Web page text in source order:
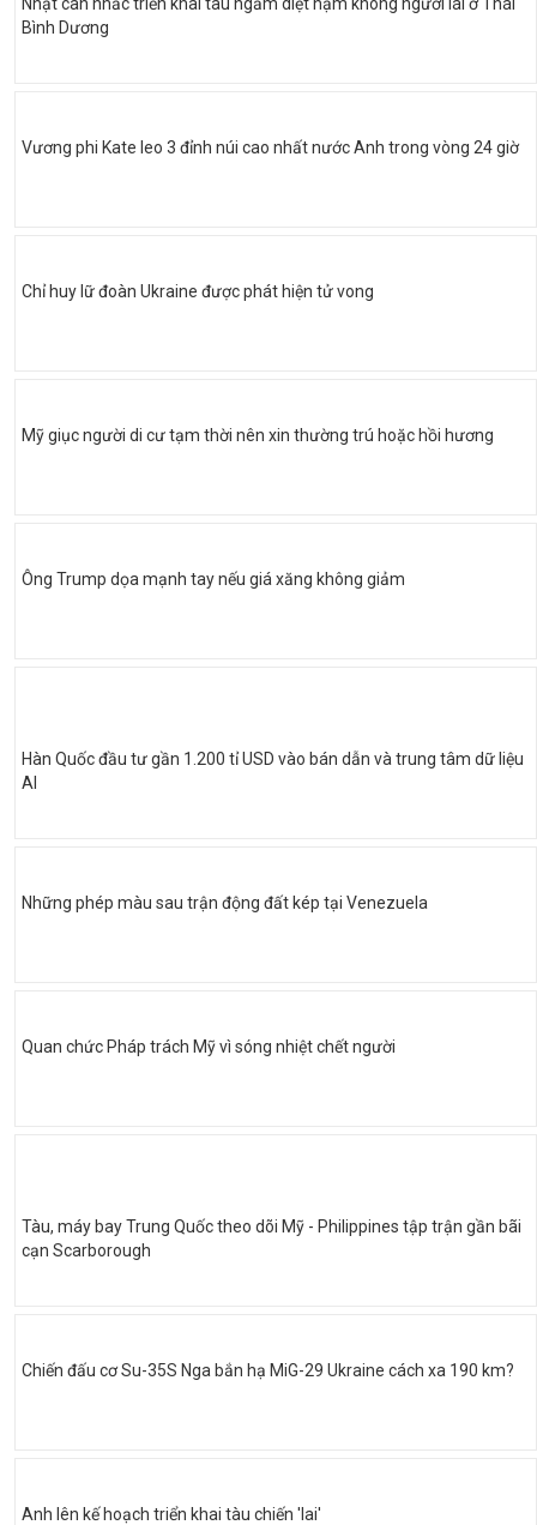
Bình Dương
Vương phi Kate leo 3 đỉnh núi cao nhất nước Anh trong vòng 24 giờ
Chỉ huy lữ đoàn Ukraine được phát hiện tử vong
Mỹ giục người di cư tạm thời nên xin thường trú hoặc hồi hương
Ông Trump dọa mạnh tay nếu giá xăng không giảm
Hàn Quốc đầu tư gần 1.200 tỉ USD vào bán dẫn và trung tâm dữ liệu
AI
Những phép màu sau trận động đất kép tại Venezuela
Quan chức Pháp trách Mỹ vì sóng nhiệt chết người
Tàu, máy bay Trung Quốc theo dõi Mỹ - Philippines tập trận gần bãi
cạn Scarborough
Chiến đấu cơ Su-35S Nga bắn hạ MiG-29 Ukraine cách xa 190 km?
Anh lên kế hoạch triển khai tàu chiến 'lai'